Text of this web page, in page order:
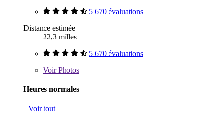
5 670 évaluations
Distance estimée
22,3 milles
5 670 évaluations
VoirPhotos
Heures normales
Voir tout